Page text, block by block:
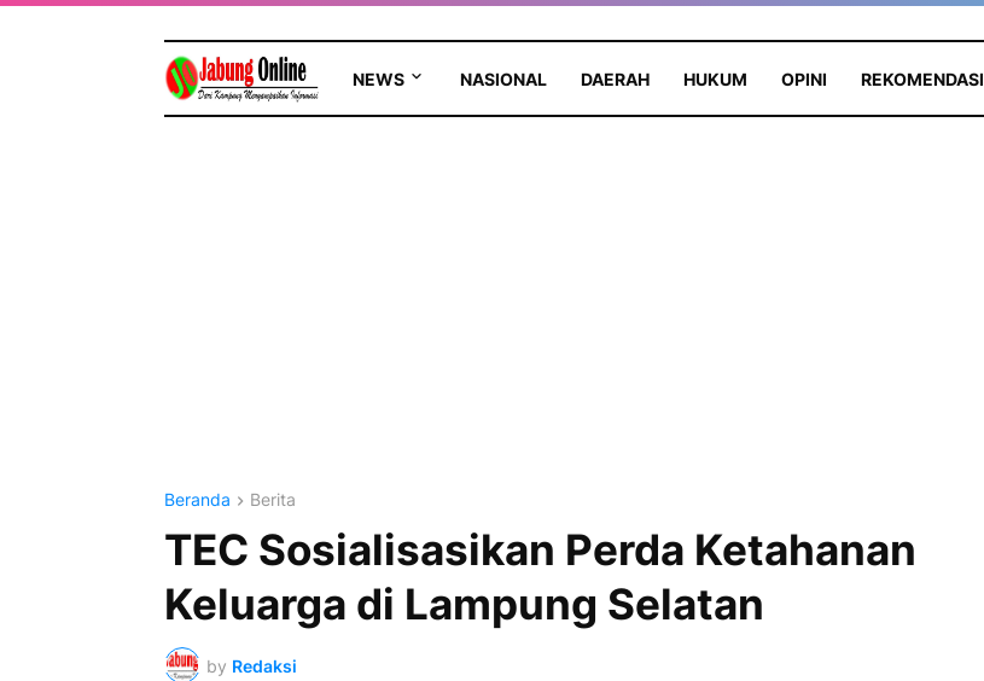
NEWS NASIONAL DAERAH HUKUM OPINI REKOMENDASI
Beranda Berita
TEC Sosialisasikan Perda Ketahanan
Keluarga di Lampung Selatan
by Redaksi